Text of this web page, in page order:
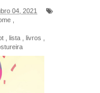
04, 2021
lista livros